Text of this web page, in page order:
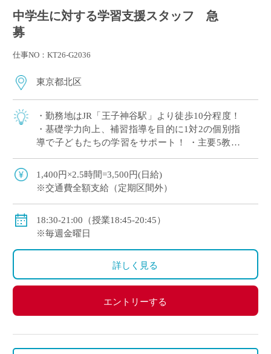
中学生に対する学習支援スタッフ 急
募
仕事NO：KT26-G2036
東京都北区
・勤務地はJR「王子神谷駅」より徒歩10分程度！
・基礎学力向上、補習指導を目的に1対2の個別指
導で子どもたちの学習をサポート！ ・主要5教科
1教科からの指導でOK！
1,400円×2.5時間=3,500円(日給)
※交通費全額支給（定期区間外）
18:30-21:00（授業18:45-20:45）
※毎週金曜日
詳しく見る
エントリーする